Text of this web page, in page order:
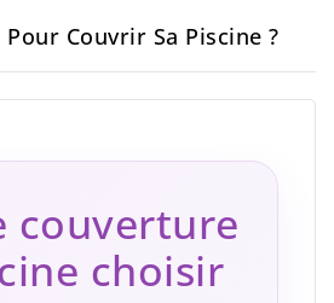
Couvrir Sa Piscine ?
couverture
choisir